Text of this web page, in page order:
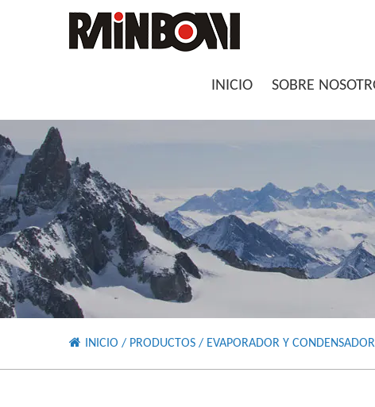
INICIO SOBRE
INICIO / PRODUCTOS / EVAPORADOR Y CONDENSADOR